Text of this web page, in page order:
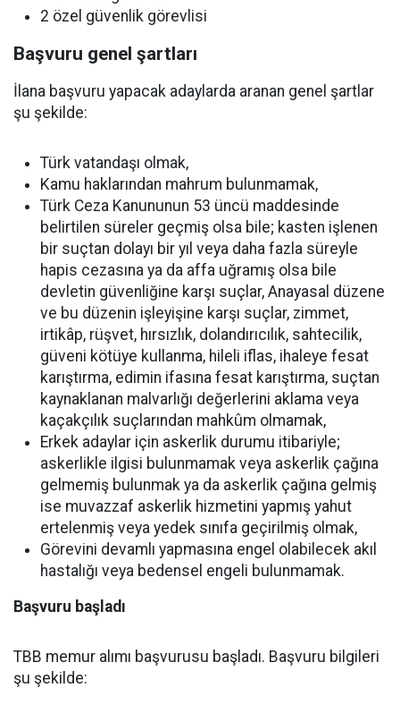
2 özel güvenlik görevlisi
Başvuru genel şartları
İlana başvuru yapacak adaylarda aranan genel şartlar
şu şekilde:
Türk vatandaşı olmak,
Kamu haklarından mahrum bulunmamak,
Türk Ceza Kanununun 53 üncü maddesinde
belirtilen süreler geçmiş olsa bile; kasten işlenen
bir suçtan dolayı bir yıl veya daha fazla süreyle
hapis cezasına ya da affa uğramış olsa bile
devletin güvenliğine karşı suçlar, Anayasal düzene
ve bu düzenin işleyişine karşı suçlar, zimmet,
irtikâp, rüşvet, hırsızlık, dolandırıcılık, sahtecilik,
güveni kötüye kullanma, hileli iflas, ihaleye fesat
karıştırma, edimin ifasına fesat karıştırma, suçtan
kaynaklanan malvarlığı değerlerini aklama veya
kaçakçılık suçlarından mahkûm olmamak,
Erkek adaylar için askerlik durumu itibariyle;
askerlikle ilgisi bulunmamak veya askerlik çağına
gelmemiş bulunmak ya da askerlik çağına gelmiş
ise muvazzaf askerlik hizmetini yapmış yahut
ertelenmiş veya yedek sınıfa geçirilmiş olmak,
Görevini devamlı yapmasına engel olabilecek akıl
hastalığı veya bedensel engeli bulunmamak.
Başvuru başladı
TBB memur alımı başvurusu başladı. Başvuru bilgileri
şu şekilde: